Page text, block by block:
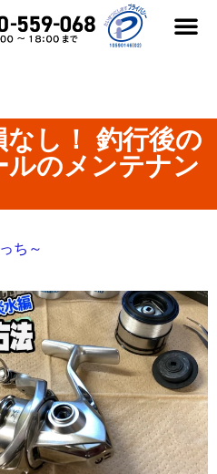
し！ 釣行後の
のメンテナン
ち～